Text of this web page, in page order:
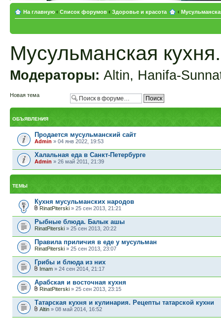
На главную ‹ Список форумов ‹ Здоровье и красота ‹
Мусульманская
Модераторы: Altin, Hanifa-
Новая тема
ОБЪЯВЛЕНИЯ
Продается мусульманский сайт
Admin » 04 янв 2022, 19:53
Халальная еда в Санкт-Петербурге
Admin » 26 май 2011, 21:39
ТЕМЫ
Кухня мусульманских народов
RinatPiterski » 25 сен 2013, 21:21
Рыбные блюда. Балык ашы
RinatPiterski » 25 сен 2013, 20:22
Правила приличия в еде у мусульман
RinatPiterski » 25 сен 2013, 23:07
Грибы и блюда из них
Imam » 24 сен 2014, 21:17
Арабская и восточная кухня
RinatPiterski » 25 сен 2013, 23:15
Татарская кухня и кулинария. Рецепты татарской кухни
Altin » 08 май 2014, 16:52